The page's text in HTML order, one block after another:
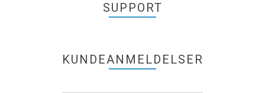
SUPPORT
KUNDEANMELDELSER